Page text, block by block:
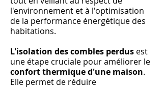
l'environnement et à l'optimisation
de la performance énergétique des
habitations.
L'isolation des combles perdus est
une étape cruciale pour améliorer le
confort thermique d'une maison.
Elle permet de réduire